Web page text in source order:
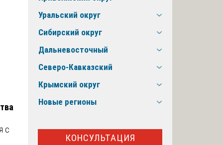
с
Уральский округ
Сибирский округ
Дальневосточный
Северо-Кавказский
Крымский округ
Новые регионы
КОНСУЛЬТАЦИЯ